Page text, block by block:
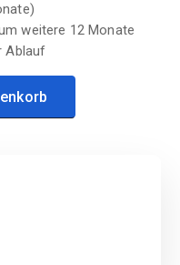
weitere 12 Monate
Ablauf